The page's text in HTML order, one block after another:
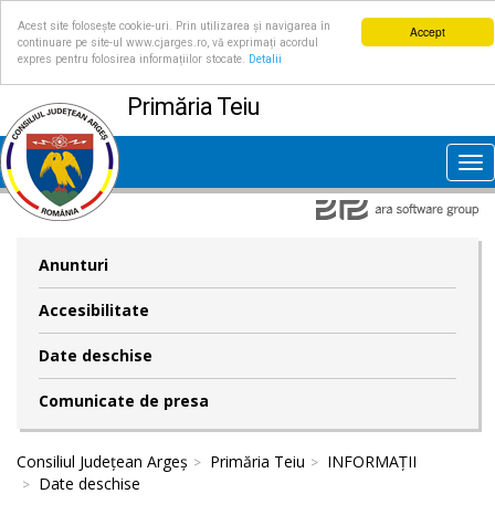
Accept
Acest site folosește cookie-uri. Prin utilizarea și navigarea în
continuare pe site-ul www.cjarges.ro, vă exprimați acordul
expres pentru folosirea informațiilor stocate.
Detalii
Primăria Teiu
Anunturi
Accesibilitate
Date deschise
Comunicate de presa
Consiliul Județean Argeș Primăria Teiu
INFORMAȚII
Date deschise